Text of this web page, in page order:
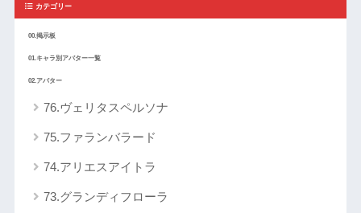
カテゴリー
00.掲示板
01.キャラ別アバター一覧
02.アバター
76.ヴェリタスペルソナ
75.ファランバラード
74.アリエスアイトラ
73.グランディフローラ